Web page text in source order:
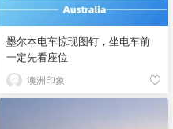
墨尔本电车惊现图钉，坐电车前
一定先看座位
澳洲印象